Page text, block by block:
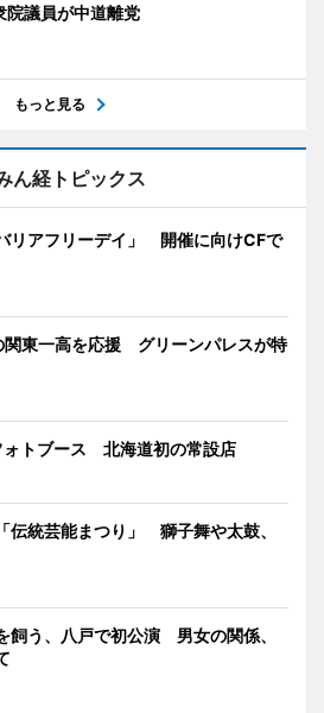
院議員が中道離党
もっと見る
ん経トピックス
リアフリーデイ」 開催に向けCFで
関東一高を応援 グリーンパレスが特
ォトブース 北海道初の常設店
伝統芸能まつり」 獅子舞や太鼓、
飼う、八戸で初公演 男女の関係、